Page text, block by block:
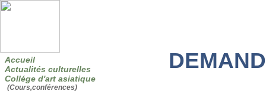
Accueil
Actualités culturelles
Collége d'art asiatique
(Cours,conférences)